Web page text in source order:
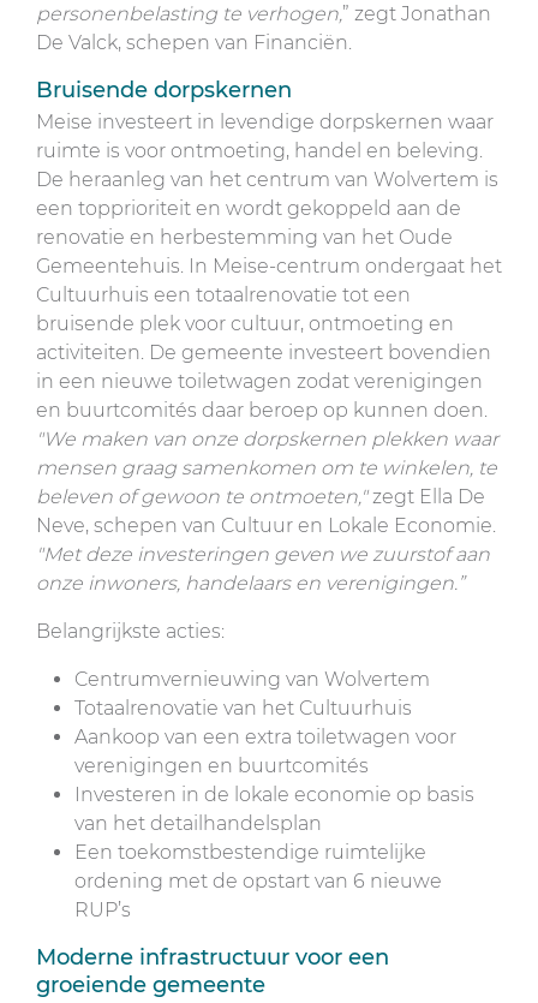
personenbelasting te verhogen, ” zegt Jonathan
De Valck, schepen van Financiën.
Bruisende dorpskernen
Meise investeert in levendige dorpskernen waar
ruimte is voor ontmoeting, handel en beleving.
De heraanleg van het centrum van Wolvertem is
een topprioriteit en wordt gekoppeld aan de
renovatie en herbestemming van het Oude
Gemeentehuis. In Meise-centrum ondergaat het
Cultuurhuis een totaalrenovatie tot een
bruisende plek voor cultuur, ontmoeting en
activiteiten. De gemeente investeert bovendien
in een nieuwe toiletwagen zodat verenigingen
en buurtcomités daar beroep op kunnen doen.
"We maken van onze dorpskernen plekken waar
mensen graag samenkomen om te winkelen, te
beleven of gewoon te ontmoeten,"zegt Ella De
Neve, schepen van Cultuur en Lokale Economie.
"Met deze investeringen geven we zuurstof aan
onze inwoners, handelaars en verenigingen.”
Belangrijkste acties:
Centrumvernieuwing van Wolvertem
Totaalrenovatie van het Cultuurhuis
Aankoop van een extra toiletwagen voor
verenigingen en buurtcomités
Investeren in de lokale economie op basis
van het detailhandelsplan
Een toekomstbestendige ruimtelijke
ordening met de opstart van 6 nieuwe
RUP’s
Moderne infrastructuur voor een
groeiende gemeente